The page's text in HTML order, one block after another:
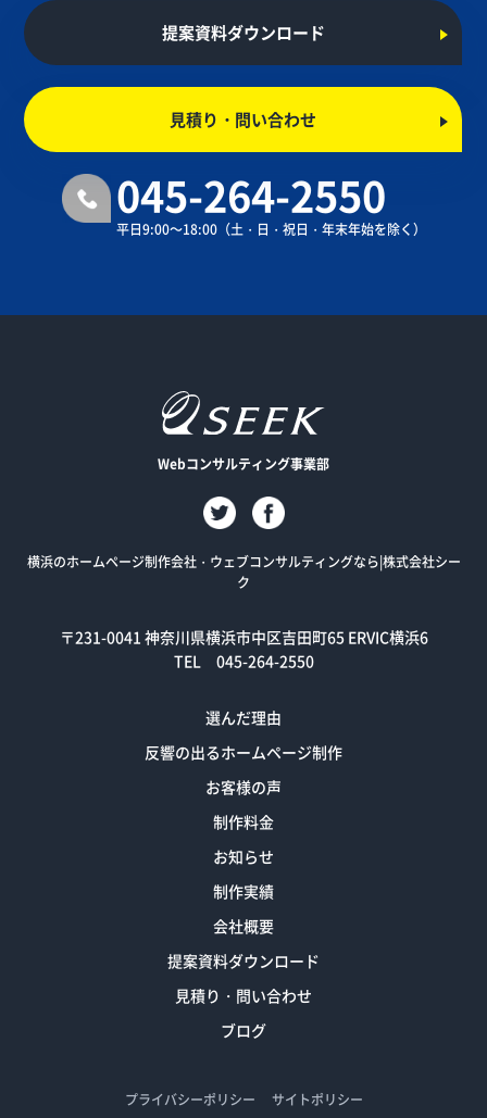
提案資料ダウンロード
見積り・問い合わせ
045-264-2550
平日9:00～18:00（土・日・祝日・年末年始を除く）
Webコンサルティング事業部
横浜のホームページ制作会社・ウェブコンサルティングなら|株式会社シー
ク
〒231-0041 神奈川県横浜市中区吉田町65 ERVIC横浜6
TEL 045-264-2550
選んだ理由
反響の出るホームページ制作
お客様の声
制作料金
お知らせ
制作実績
会社概要
提案資料ダウンロード
見積り・問い合わせ
ブログ
プライバシーポリシー サイトポリシー